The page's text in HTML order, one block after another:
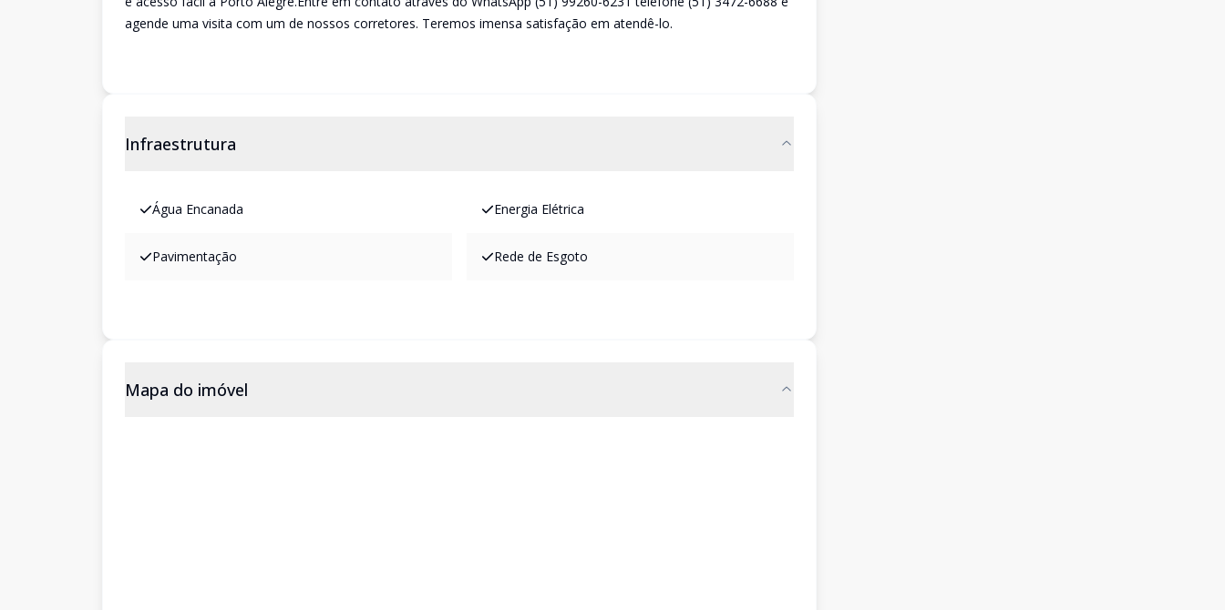
agende uma visita com um de nossos corretores. Teremos imensa satisfação em atendê-lo.
Infraestrutura
Água Encanada Energia Elétrica
Pavimentação Rede de Esgoto
Mapa do imóvel